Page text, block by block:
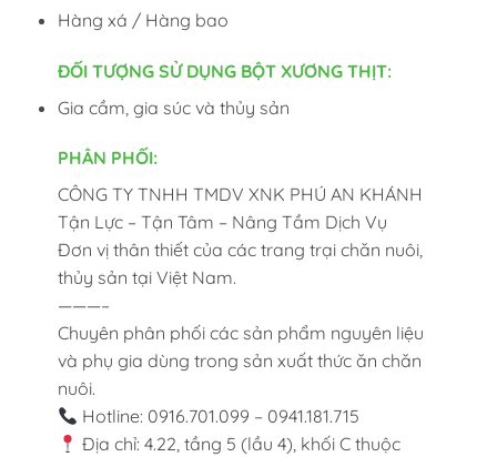
Hàng xá / Hàng bao
ĐỐI TƯỢNG SỬ DỤNG BỘT XƯƠNG THỊT:
Gia cầm, gia súc và thủy sản
PHÂN PHỐI:
CÔNG TY TNHH TMDV XNK PHÚ AN KHÁNH
Tận Lực – Tận Tâm – Nâng Tầm Dịch Vụ
Đơn vị thân thiết của các trang trại chăn nuôi,
thủy sản tại Việt Nam.
———–
Chuyên phân phối các sản phẩm nguyên liệu
và phụ gia dùng trong sản xuất thức ăn chăn
nuôi.
Hotline: 0916.701.099 – 0941.181.715
Địa chỉ: 4.22, tầng 5 (lầu 4), khối C thuộc